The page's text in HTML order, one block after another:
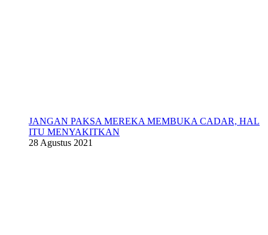
JANGAN PAKSA MEREKA MEMBUKA CADAR, HAL
ITU MENYAKITKAN
28 Agustus 2021